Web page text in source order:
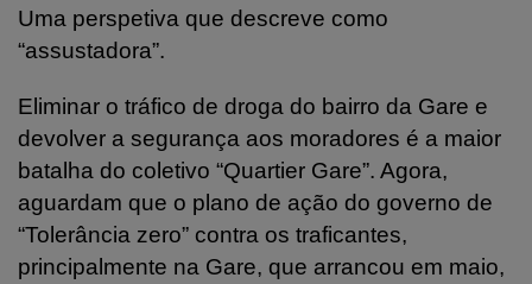
Uma perspetiva que descreve como
“assustadora”.
Eliminar o tráfico de droga do bairro da Gare e
devolver a segurança aos moradores é a maior
batalha do coletivo “Quartier Gare”. Agora,
aguardam que o plano de ação do governo de
“Tolerância zero” contra os traficantes,
principalmente na Gare, que arrancou em maio,